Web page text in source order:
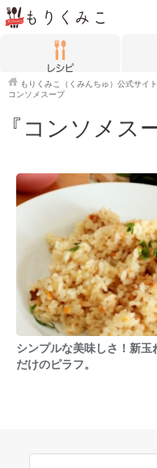
もりくみこ（くみんちゅ）公式サイ
コンソメスープ
『コンソメス
シンプルな美味しさ！新玉
だけのピラフ。